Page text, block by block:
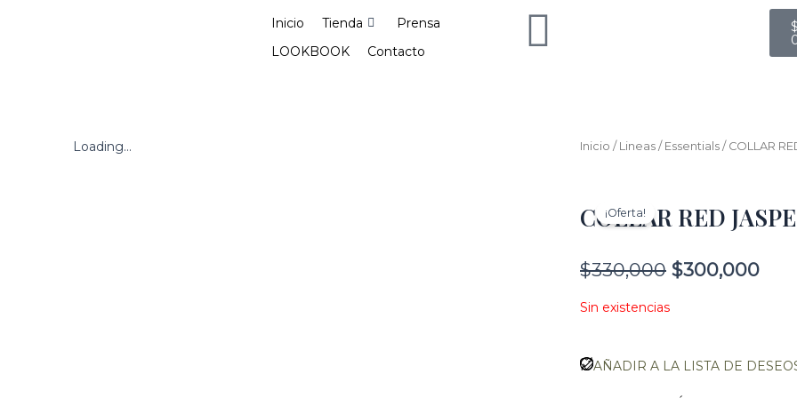
Inicio Tienda
Prensa
LOOKBOOK
Contacto
$
Loading... Inicio / Lineas / Essentials / COLLAR
¡Oferta!
COLLAR RED
$330,000 El
$300,000El
Sin existencias
AÑADIR A LA LISTA DE